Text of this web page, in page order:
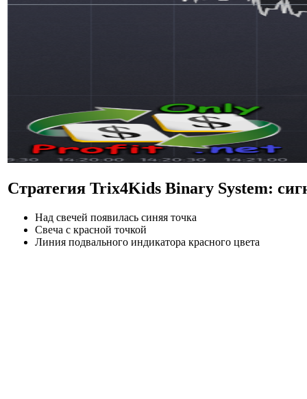
Стратегия Trix4Kids Binary System:
Над свечей появилась синяя точка
Свеча с красной точкой
Линия подвального индикатора красного цвета